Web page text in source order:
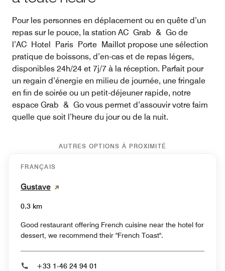
Pour les personnes en déplacement ou en quête d’un
repas sur le pouce, la station AC Grab & Go de
l’AC Hotel Paris Porte Maillot propose une sélection
pratique de boissons, d’en-cas et de repas légers,
disponibles 24h/24 et 7j/7 à la réception. Parfait pour
un regain d’énergie en milieu de journée, une fringale
en fin de soirée ou un petit-déjeuner rapide, notre
espace Grab & Go vous permet d’assouvir votre faim
quelle que soit l’heure du jour ou de la nuit.
AUTRES OPTIONS À PROXIMITÉ
FRANÇAIS
Gustave
0.3 km
Good restaurant offering French cuisine near the hotel for
dessert, we recommend their "French Toast".
+33 1-46 24 94 01